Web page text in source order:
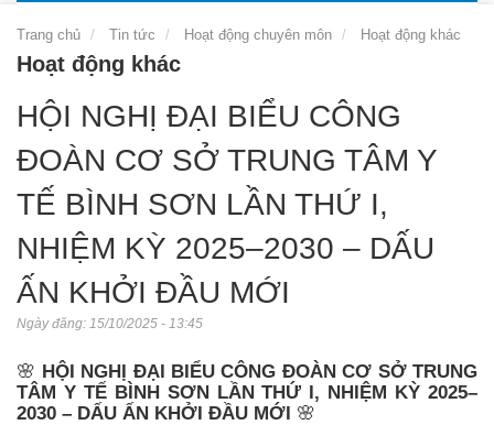
Trang chủ Tin tức Hoạt động chuyên môn Hoạt động khác
Hoạt động khác
HỘI NGHỊ ĐẠI BIỂU CÔNG
ĐOÀN CƠ SỞ TRUNG TÂM Y
TẾ BÌNH SƠN LẦN THỨ I,
NHIỆM KỲ 2025–2030 – DẤU
ẤN KHỞI ĐẦU MỚI
Ngày đăng: 15/10/2025 - 13:45
🌸 HỘI NGHỊ ĐẠI BIỂU CÔNG ĐOÀN CƠ SỞ TRUNG
TÂM Y TẾ BÌNH SƠN LẦN THỨ I, NHIỆM KỲ 2025–
2030 – DẤU ẤN KHỞI ĐẦU MỚI 🌸